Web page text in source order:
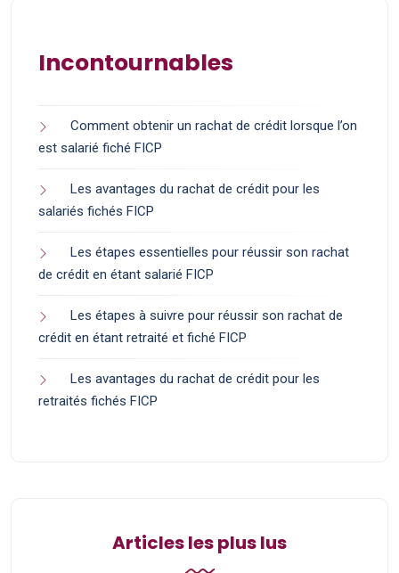
Incontournables
Comment obtenir un rachat de crédit lorsque l’on
est salarié fiché FICP
Les avantages du rachat de crédit pour les
salariés fichés FICP
Les étapes essentielles pour réussir son rachat
de crédit en étant salarié FICP
Les étapes à suivre pour réussir son rachat de
crédit en étant retraité et fiché FICP
Les avantages du rachat de crédit pour les
retraités fichés FICP
Articles les plus lus